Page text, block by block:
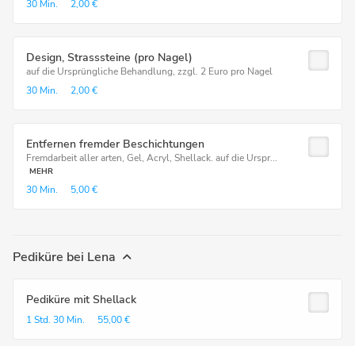
30 Min.
2,00 €
Design, Strasssteine (pro Nagel)
auf die Ursprüngliche Behandlung, zzgl. 2 Euro pro Nagel
30 Min.
2,00 €
Entfernen fremder Beschichtungen
Fremdarbeit aller arten, Gel, Acryl, Shellack. auf die Urspr...
MEHR
30 Min. 5,00 €
Pediküre bei Lena
Pediküre mit Shellack
1 Std. 30 Min. 55,00 €